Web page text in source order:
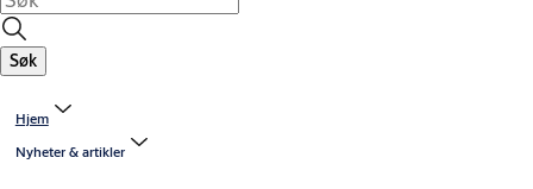
Søk
Hjem
Nyheter & artikler